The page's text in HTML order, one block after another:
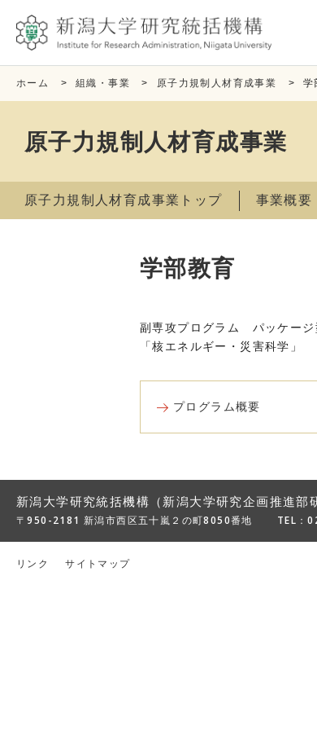
ホーム > 組織・事業 > 原子力規制人材育成事業 > 学
原子力規制人材育成事業
原子力規制人材育成事業トップ 事業概要
学部教育
副専攻プログラム パッケージ
「核エネルギー・災害科学」
プログラム概要
新潟大学研究統括機構（新潟大学研究企画推進部
〒950-2181 新潟市西区五十嵐２の町8050番地 TEL：
リンク サイトマップ